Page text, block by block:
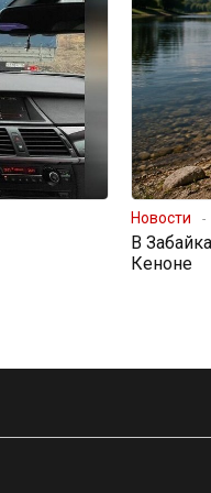
Новости
В
Кеноне